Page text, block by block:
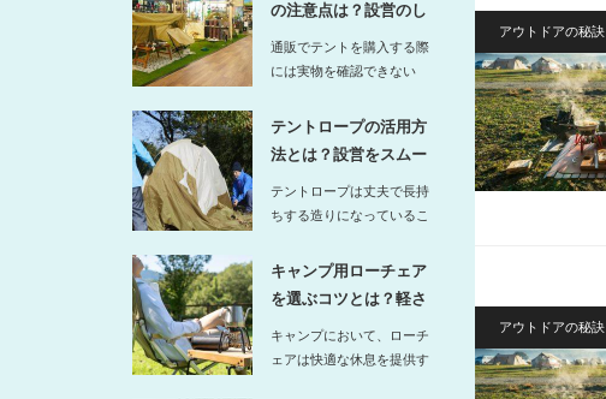
アウトドアの秘訣
アウトドアの秘訣
の注意点は？設営のし
やすさや人…
通販でテントを購入する際
には実物を確認できない
素材サイズ…
テントロープの活用方
法とは？設営をスムー
ズにする結…
テントロープは丈夫で長持
ちする造りになっているこ
用するこ…
キャンプ用ローチェア
を選ぶコツとは？軽さ
と安定感の…
キャンプにおいて、ローチ
ェアは快適な休息を提供す